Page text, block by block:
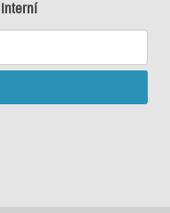
Interní